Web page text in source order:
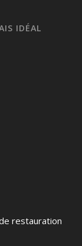
IDÉAL
restauration